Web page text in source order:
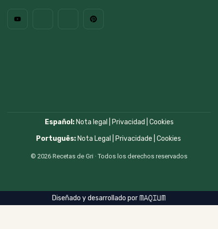
Español: Nota legal Privacidad Cookies
Português: Nota Legal Privacidade Cookies
© 2026 Recetas de Gri · Todos los derechos reservados
Diseñado y desarrollado por